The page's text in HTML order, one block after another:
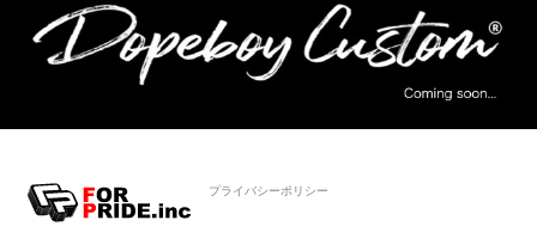
プライバシーポリシー